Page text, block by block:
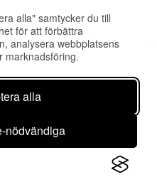
alla" samtycker du till
för att förbättra
analysera webbplatsens
marknadsföring.
alla
nödvändiga